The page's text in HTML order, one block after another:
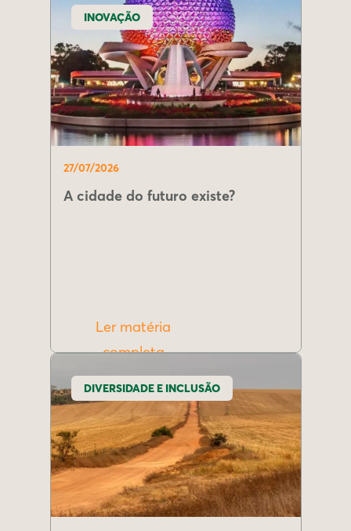
INOVAÇÃO
27/07/2026
A cidade do futuro existe?
Ler matéria
completa
DIVERSIDADE E INCLUSÃO